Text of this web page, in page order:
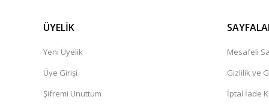
ÜYELİK
Yeni Üyelik
Üye Girişi
Şifremi Unuttum
Mesafeli
Gizlilik ve
İptal İade